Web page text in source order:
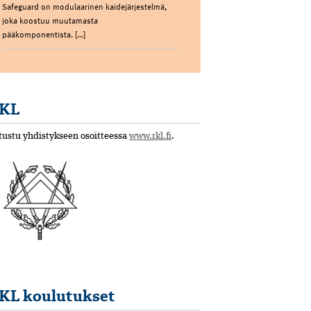
Safeguard on modulaarinen kaidejärjestelmä,
joka koostuu muutamasta
pääkomponentista. […]
yhdistykseen osoitteessa www.rkl.fi.
koulutukset